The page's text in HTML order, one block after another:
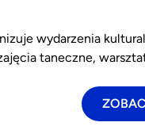
wydarzenia
taneczne,